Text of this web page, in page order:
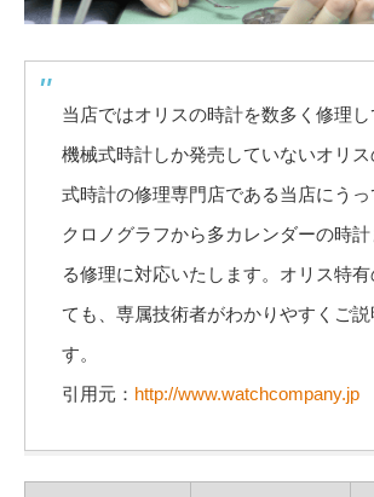
当店ではオリスの時計を数多く修理し
機械式時計しか発売していないオリ
式時計の修理専門店である当店にうっ
クロノグラフから多カレンダーの時
る修理に対応いたします。オリス特
ても、専属技術者がわかりやすくご説
す。
引用元： http://www.watchcompany.jp